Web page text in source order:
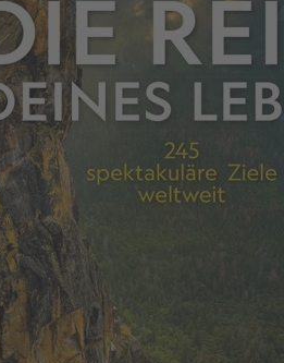
springen